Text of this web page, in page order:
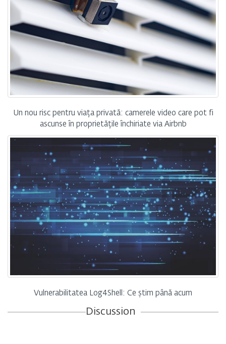
Un nou risc pentru viața privată: camerele video care pot fi
ascunse în proprietățile închiriate via Airbnb
Vulnerabilitatea Log4Shell: Ce știm până acum
Discussion